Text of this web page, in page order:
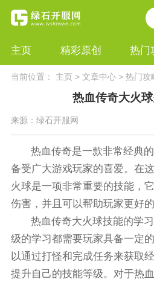
主页 精彩原创 热门
当前位置： 主页> 文章中心> 热门攻
热血传奇大火
来源：绿石开服网
热血传奇是一款非常经典
备受广大游戏玩家的喜爱。在
火球是一项非常重要的技能，
伤害，并且可以帮助玩家更好
热血传奇大火球技能的学
级的学习都需要玩家具备一定
以通过打怪和完成任务来获取
提升自己的技能等级。对于热